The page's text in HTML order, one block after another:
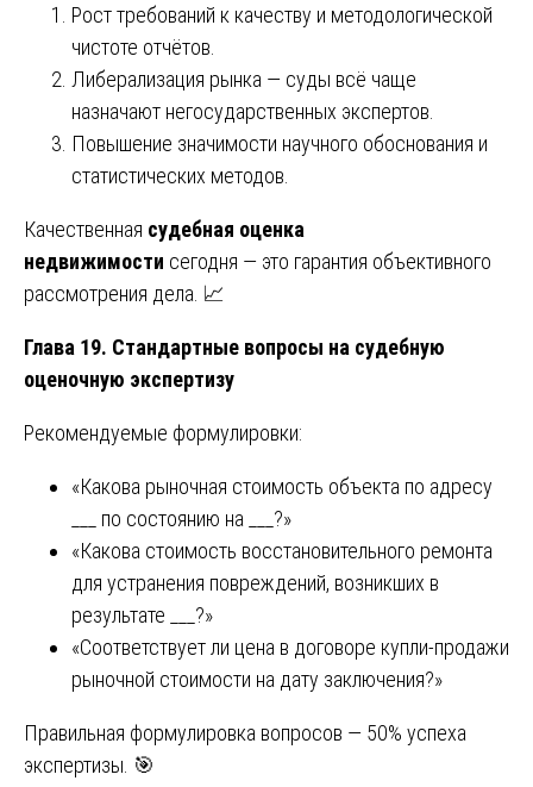
Рост требований к качеству и методологической
чистоте отчётов.
Либерализация рынка — суды всё чаще
назначают негосударственных экспертов.
Повышение значимости научного обоснования и
статистических методов.
Качественная судебная оценка
недвижимости сегодня — это гарантия объективного
рассмотрения дела. 📈
Глава 19. Стандартные вопросы на судебную
оценочную экспертизу
Рекомендуемые формулировки:
«Какова рыночная стоимость объекта по адресу
___ по состоянию на ___?»
«Какова стоимость восстановительного ремонта
для устранения повреждений, возникших в
результате ___?»
«Соответствует ли цена в договоре купли-продажи
рыночной стоимости на дату заключения?»
Правильная формулировка вопросов — 50% успеха
экспертизы. 🎯